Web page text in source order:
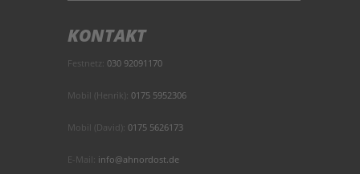
KONTAKT
Festnetz: 030 92091170
Mobil (Henrik): 0175 5952306
Mobil (David): 0175 5626173
E-Mail: info@ahnordost.de